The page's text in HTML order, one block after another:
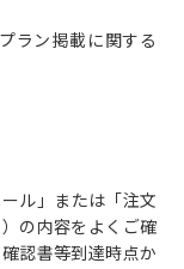
ラン掲載に関する
ル」または「注文
の内容をよくご確
認書等到達時点か